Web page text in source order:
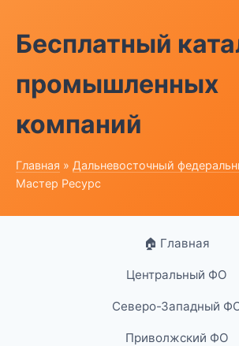
Бесплатный
промышленных
компаний
Главная » Дальневосточный
Мастер Ресурс
🏠 Главная
Центральный ФО
Северо-Западный
Приволжский ФО